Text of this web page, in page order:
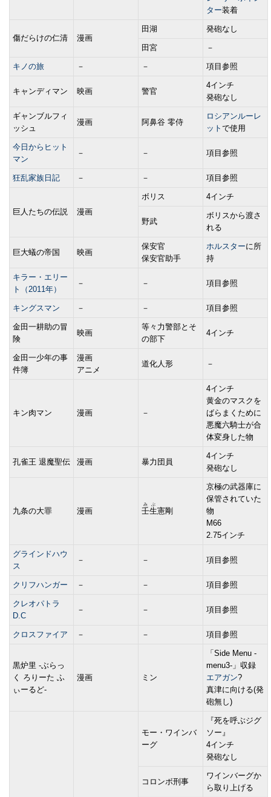
ター装着
傷だらけの仁清 漫画
田湖 発砲なし
田宮 －
キノの旅 － － 項目参照
キャンディマン 映画 警官
4インチ
発砲なし
ギャンブルフィ
ッシュ
漫画 阿鼻谷 零侍
ロシアンルーレ
ット で使用
今日からヒット
マン
－ － 項目参照
狂乱家族日記 － － 項目参照
巨人たちの伝説 漫画
ボリス 4インチ
野武
ボリスから渡さ
れる
巨大蟻の帝国 映画
保安官
保安官助手
ホルスターに所
持
キラー・エリー
ト（2011年）
－ － 項目参照
キングスマン － － 項目参照
金田一耕助の冒
険
映画
等々力警部とそ
の部下
4インチ
金田一少年の事
件簿
漫画
アニメ
道化人形 －
キン肉マン 漫画 －
4インチ
黄金のマスクを
ばらまくために
悪魔六騎士が合
体変身した物
孔雀王 退魔聖伝 漫画 暴力団員
4インチ
発砲なし
九条の大罪 漫画 壬生
みぶ
憲剛
京極の武器庫に
保管されていた
物
M66
2.75インチ
グラインドハウ
ス
－ － 項目参照
クリフハンガー － － 項目参照
クレオパトラ
D.C
－ － 項目参照
クロスファイア － － 項目参照
黒炉里 -ぶらっ
く ろりーた ふ
ぃーるど-
漫画 ミン
「Side Menu -
menu3-」収録
エアガン?
真津に向ける(発
砲無し)
モー・ワインバ
ーグ
『死を呼ぶジグ
ソー』
4インチ
発砲なし
コロンボ刑事
ワインバーグか
ら取り上げる